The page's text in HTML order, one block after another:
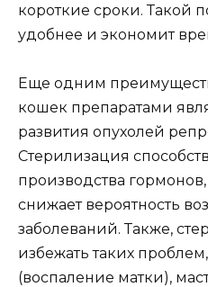
короткие сроки. Такой
удобнее и экономит
Еще одним
кошек препаратами
развития опухолей
Стерилизация
производства
снижает вероятность
заболеваний. Также,
избежать таких
(воспаление матки),